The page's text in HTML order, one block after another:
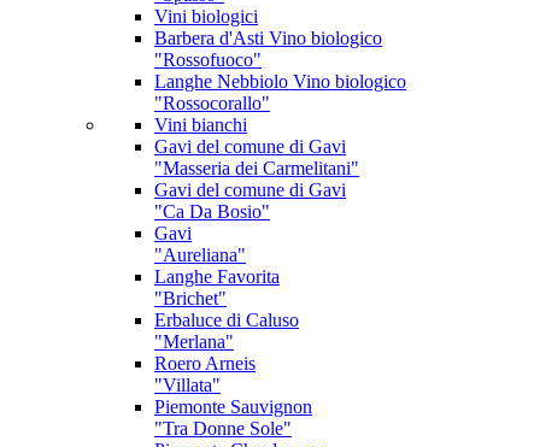
Vini biologici
Barbera d'Asti Vino biologico
"Rossofuoco"
Langhe Nebbiolo Vino biologico
"Rossocorallo"
Vini bianchi
Gavi del comune di Gavi
"Masseria dei Carmelitani"
Gavi del comune di Gavi
"Ca Da Bosio"
Gavi
"Aureliana"
Langhe Favorita
"Brichet"
Erbaluce di Caluso
"Merlana"
Roero Arneis
"Villata"
Piemonte Sauvignon
"Tra Donne Sole"